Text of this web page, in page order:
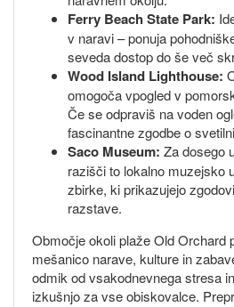
Ferry Beach State Park:
v naravi – ponuja
seveda dostop do še več
Wood Island Lighthouse:
omogoča vpogled v
Če se odpraviš na voden
fascinantne zgodbe o
Saco Museum: Za dosego
razišči to lokalno muzejsko
zbirke, ki prikazujejo
razstave.
Območje okoli plaže Old Orchard
mešanico narave, kulture in
odmik od vsakodnevnega stresa
izkušnjo za vse obiskovalce.